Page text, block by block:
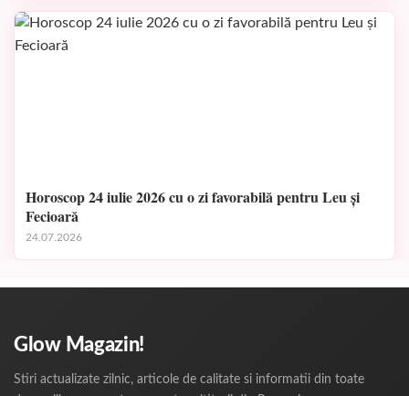
Horoscop 24 iulie 2026 cu o zi favorabilă pentru Leu și
Fecioară
24.07.2026
Glow Magazin!
Stiri actualizate zilnic, articole de calitate si informatii din toate